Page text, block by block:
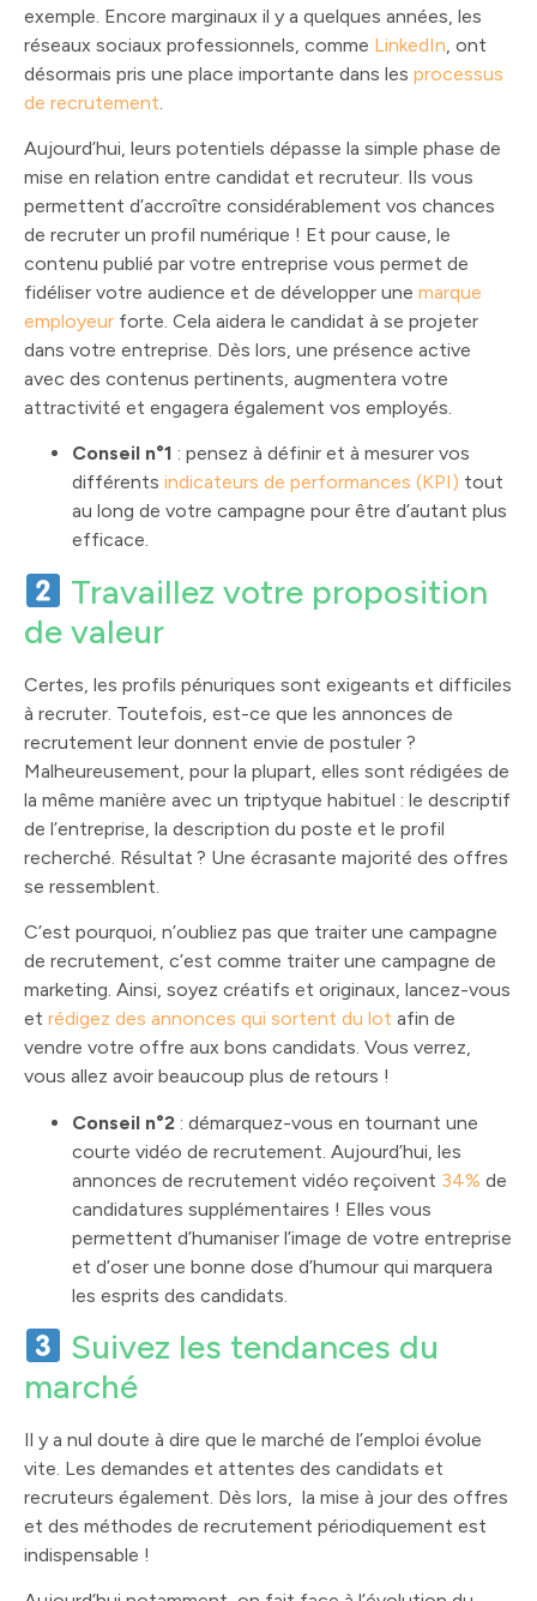
exemple. Encore marginaux il y a quelques années, les
réseaux sociaux professionnels, comme LinkedIn , ont
désormais pris une place importante dans les processus
de recrutement
Aujourd’hui, leurs potentiels dépasse la simple phase de
mise en relation entre candidat et recruteur. Ils vous
permettent d’accroître considérablement vos chances
de recruter un profil numérique ! Et pour cause, le
contenu publié par votre entreprise vous permet de
fidéliser votre audience et de développer une marque
employeur forte. Cela aidera le candidat à se projeter
dans votre entreprise. Dès lors, une présence active
avec des contenus pertinents, augmentera votre
attractivité et engagera également vos employés.
Conseil n°1 : pensez à définir et à mesurer vos
différents indicateurs de performances (KPI) tout
au long de votre campagne pour être d’autant plus
efficace.
Travaillez votre proposition
de valeur
Certes, les profils pénuriques sont exigeants et difficiles
à recruter. Toutefois, est-ce que les annonces de
recrutement leur donnent envie de postuler ?
Malheureusement, pour la plupart, elles sont rédigées de
la même manière avec un triptyque habituel : le descriptif
de l’entreprise, la description du poste et le profil
recherché. Résultat ? Une écrasante majorité des offres
se ressemblent.
C’est pourquoi, n’oubliez pas que traiter une campagne
de recrutement, c’est comme traiter une campagne de
marketing. Ainsi, soyez créatifs et originaux, lancez-vous
et rédigez des annonces qui sortent du lot afin de
vendre votre offre aux bons candidats. Vous verrez,
vous allez avoir beaucoup plus de retours !
Conseil n°2 : démarquez-vous en tournant une
courte vidéo de recrutement. Aujourd’hui, les
annonces de recrutement vidéo reçoivent 34% de
candidatures supplémentaires ! Elles vous
permettent d’humaniser l’image de votre entreprise
et d’oser une bonne dose d’humour qui marquera
les esprits des candidats.
Suivez les tendances du
marché
Il y a nul doute à dire que le marché de l’emploi évolue
vite. Les demandes et attentes des candidats et
recruteurs également. Dès lors, la mise à jour des offres
et des méthodes de recrutement périodiquement est
indispensable !